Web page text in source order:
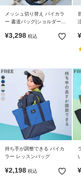
メッシュ切り替え バイカラ
ー 書道バッグ(ショルダース
¥3,298 税込 ¥
持ち手が調整できる バイカ
ラー レッスンバッグ
¥2,198 税込 ¥